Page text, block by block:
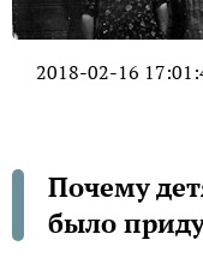
2018-02-16
Почему
было